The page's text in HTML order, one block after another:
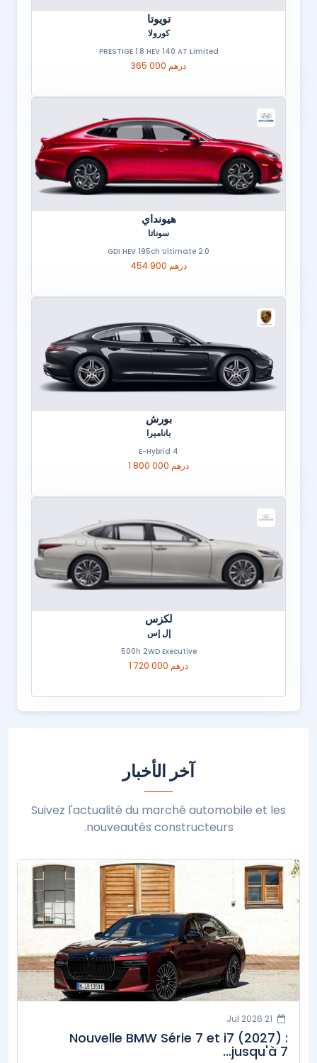
تويوتا
كورولا
PRESTIGE 1.8 HEV 140 AT Limited
365 000 درهم
هيونداي
سوناتا
2.0 GDI HEV 195ch Ultimate
454 900 درهم
بورش
باناميرا
4 E-Hybrid
1 800 000 درهم
لكزس
إل إس
500h 2WD Executive
1 720 000 درهم
آخر الأخبار
Suivez l'actualité du marché automobile et les
nouveautés constructeurs.
Nouvelle BMW Série 7 et i7 (2027) :
jusqu'à 7...